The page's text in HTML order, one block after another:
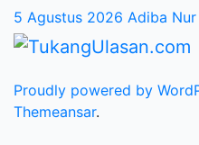
5 Agustus 2026 Adiba
Proudly powered by
Themeansar.